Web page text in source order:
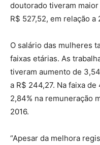
doutorado tiveram
R$ 527,52, em relação a
O salário das mulheres
faixas etárias. As
tiveram aumento de
a R$ 244,27. Na faixa
2,84% na remuneração
2016.
“Apesar da melhora